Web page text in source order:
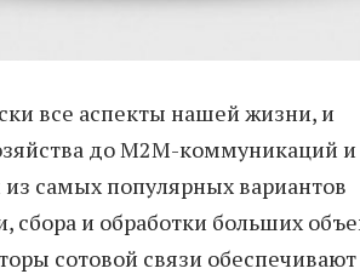
все аспекты нашей жизни, и
до M2M-коммуникаций и
самых популярных вариантов
сбора и обработки больших
сотовой связи обеспечивают